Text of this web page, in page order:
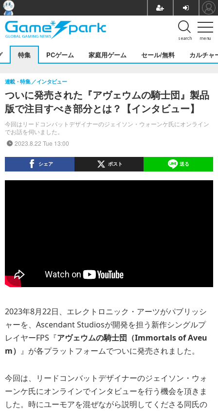
menu
search
特集 PCゲーム 家庭用ゲーム セール/無料 カルチャ
ついに発売された『アヴェウムの騎士団』製品
版で注目すべき部分とは？【インタビュー】
今回はリードコンバットデザイナーのジェイソン・ウォーンケ氏にオンライン
でお話を伺いました。
連載・特集 インタビュー
2023.8.22 Tue 13:00
シェア ポスト 送る
2023年8月22日、エレクトロニック・アーツがパブリッシ
ャーを、Ascendant Studiosが開発を担う新作シングルプ
レイヤーFPS『アヴェウムの騎士団（Immortals of Aveu
m） 』が各プラットフォームでついに発売されました。
今回は、リードコンバットデザイナーのジェイソン・ウォ
ーンケ氏にオンラインでインタビューを行う機会を頂きま
した。時にユーモアを混ぜながら説明してくださる同氏の